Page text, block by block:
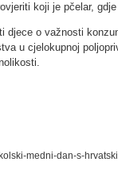
koji je pčelar,
djece o važnosti
u cjelokupnoj
medni-dan-s-